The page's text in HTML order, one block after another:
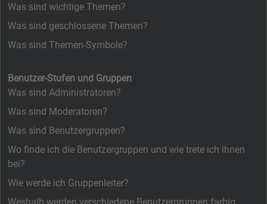
Was sind wichtige Themen?
Was sind geschlossene Themen?
Was sind Themen-Symbole?
Benutzer-Stufen und Gruppen
Was sind Administratoren?
Was sind Moderatoren?
Was sind Benutzergruppen?
Wo finde ich die Benutzergruppen und wie trete ich ihnen
bei?
Wie werde ich Gruppenleiter?
Weshalb werden verschiedene Benutzergruppen farbig